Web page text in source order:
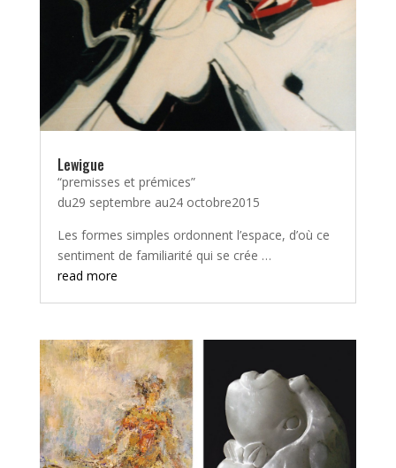
Lewigue
“premisses et prémices”
du29 septembre au24 octobre2015
Les formes simples ordonnent l’espace, d’où ce
sentiment de familiarité qui se crée …
read more